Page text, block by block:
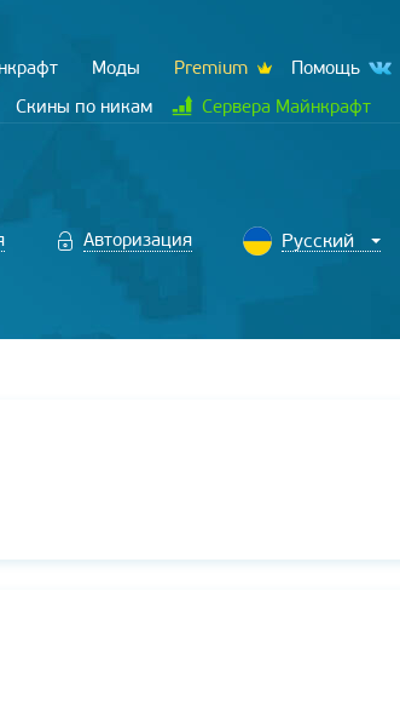
Моды Premium
Помощь
Скины по никам Сервера Майнкрафт
Авторизация